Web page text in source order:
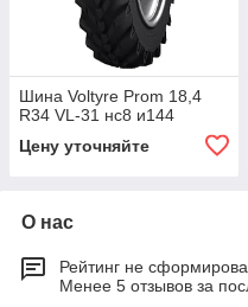
Шина Voltyre Prom 18,4
R34 VL-31 нс8 и144
Цену уточняйте
О нас
Рейтинг не
Менее 5 отзывов за